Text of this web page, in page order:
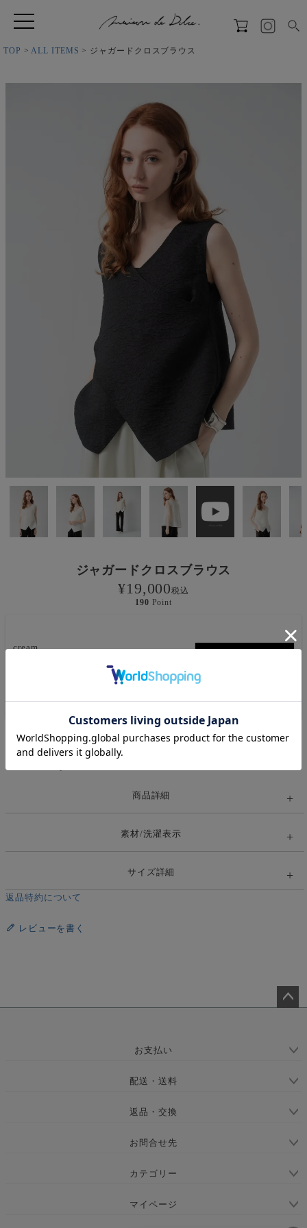
TOP ALL ITEMS ジャガードクロスブラウス
ジャガードクロスブラウス
¥19,000税込
190 Point
cream
販売期間 2026/07/17 22:00〜
商品詳細
素材/洗濯表示
サイズ詳細
返品特約について
レビューを書く
お支払い
配送・送料
返品・交換
お問合せ先
カテゴリー
マイページ